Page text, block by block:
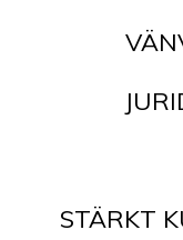
STÄRKT